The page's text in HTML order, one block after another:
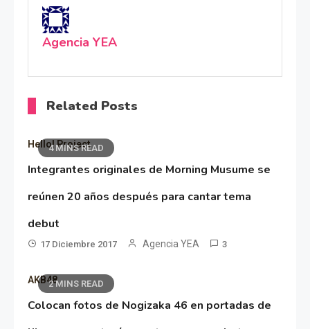
Agencia YEA
Related Posts
4 MINS READ
Hello! Project
Integrantes originales de Morning Musume se
reúnen 20 años después para cantar tema
debut
17 Diciembre 2017 Agencia YEA 3
2 MINS READ
AKB48
Colocan fotos de Nogizaka 46 en portadas de